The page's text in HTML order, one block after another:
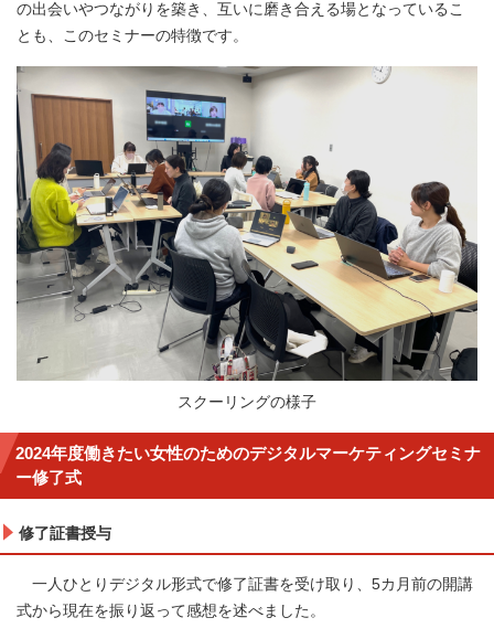
の出会いやつながりを築き、互いに磨き合える場となっているこ
とも、このセミナーの特徴です。
スクーリングの様子
2024年度働きたい女性のためのデジタルマーケティングセミナ
ー修了式
修了証書授与
一人ひとりデジタル形式で修了証書を受け取り、5カ月前の開講
式から現在を振り返って感想を述べました。